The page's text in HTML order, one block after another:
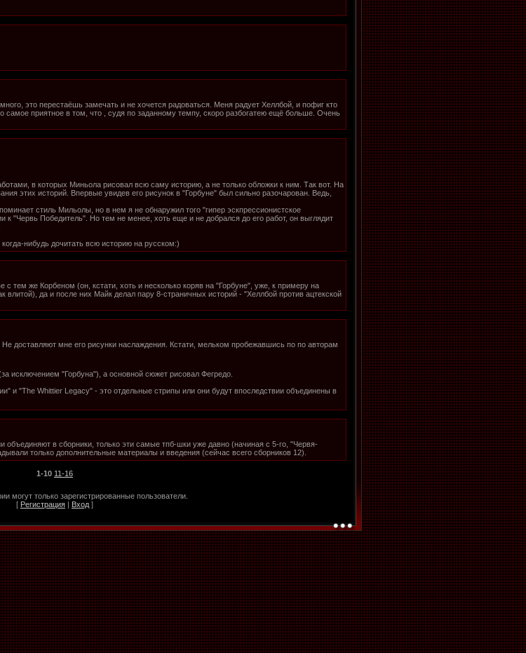
это перестаёшь замечать и не хочется радоваться. Меня радует Хеллбой, и пофиг кто
самое приятное в том, что , судя по заданному темпу, скоро разбогатею ещё больше. Очень
в которых Миньола рисовал всю саму историю, а не только обложки к ним. Так вот. На
этих историй. Впервые увидев его рисунок в "Горбуне" был сильно разочарован. Ведь,
стиль Мильолы, но в нем я не обнаружил того "гипер эскпрессионистское
к "Червь Победитель". Но тем не менее, хоть еще и не добрался до его работ, он выглядит
нибудь дочитать всю историю на русском:)
тем же Корбеном (он, кстати, хоть и несколько коряв на "Горбуне", уже, к примеру на
да и после них Майк делал пару 8-страничных историй - "Хеллбой против ацтекской
доставляют мне его рисунки наслаждения. Кстати, мельком пробежавшись по по авторам
исключением "Горбуна"), а основной сюжет рисовал Фегредо.
и "The Whittier Legacy" - это отдельные стрипы или они будут впоследствии объединены в
объединяют в сборники, только эти самые тпб-шки уже давно (начиная с 5-го, "Червя-
только дополнительные материалы и введения (сейчас всего сборников 12).
1-10 11-16
могут только зарегистрированные пользователи.
[ Регистрация | Вход ]